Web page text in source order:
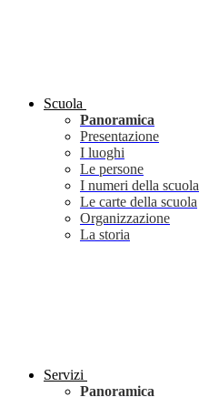
Scuola
Panoramica
Presentazione
I luoghi
Le persone
I numeri della scuola
Le carte della scuola
Organizzazione
La storia
Servizi
Panoramica